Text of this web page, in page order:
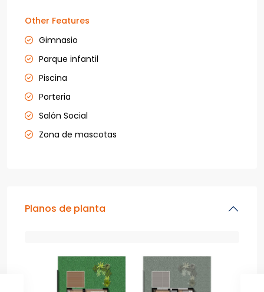
Other Features
Gimnasio
Parque infantil
Piscina
Porteria
Salón Social
Zona de mascotas
Planos de planta